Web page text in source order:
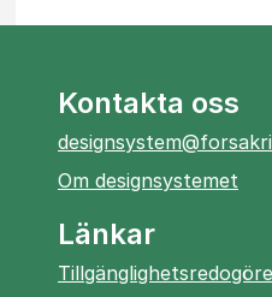
Kontakta oss
Om designsystemet
Länkar